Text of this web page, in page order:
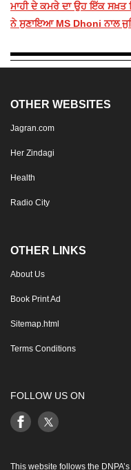
ਮਾਹੀ ਦੇ ਕਮਰੇ ਦਾ ਉਹ ਇੱਕ
ਨੇ ਸੁਣਾਇਆ MS Dhoni ਨਾਲ
OTHER WEBSITES
Jagran.com
Her Zindagi
Health
Radio City
OTHER LINKS
About Us
Book Print Ad
Sitemap.html
Terms Conditions
FOLLOW US ON
This website follows the